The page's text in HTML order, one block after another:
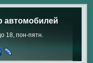
автомобилей
18, пон-пятн.